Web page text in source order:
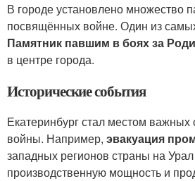
В городе установлено множество
посвящённых войне. Один из
Памятник павшим в боях за
в центре города.
Исторические события
Екатеринбург стал местом
войны. Например, эвакуация
западных регионов страны на
производственную мощность и